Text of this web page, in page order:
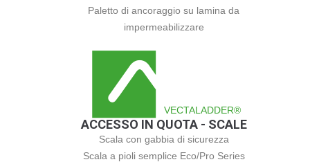
Paletto di ancoraggio su lamina da
impermeabilizzare
VECTALADDER®
ACCESSO IN QUOTA - SCALE
Scala con gabbia di sicurezza
Scala a pioli semplice Eco/Pro Series